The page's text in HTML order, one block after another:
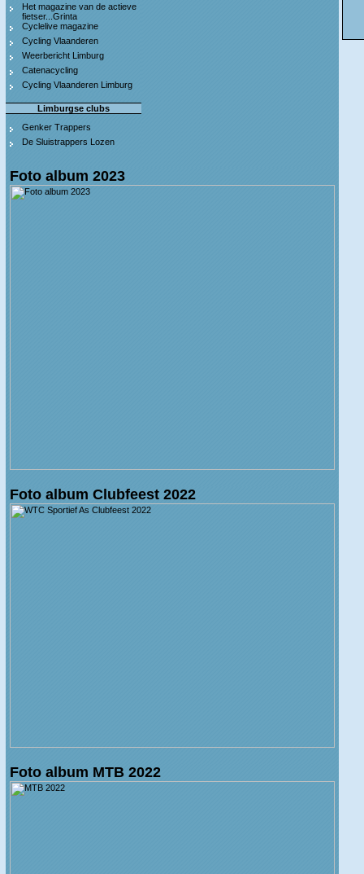
Het magazine van de actieve
fietser...Grinta
Cyclelive magazine
Cycling Vlaanderen
Weerbericht Limburg
Catenacycling
Cycling Vlaanderen Limburg
Limburgse clubs
Genker Trappers
De Sluistrappers Lozen
Foto album 2023
Foto album Clubfeest 2022
Foto album MTB 2022